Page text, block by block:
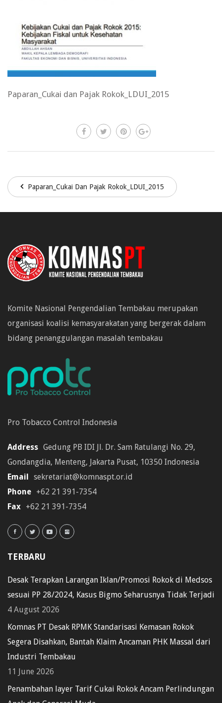
Paparan_Cukai dan Pajak Rokok_LDUI_2015
Paparan_Cukai Dan Pajak Rokok_LDUI_2015
Komite Nasional Pengendalian Tembakau merupakan
organisasi koalisi kemasyarakatan yang bergerak dalam
bidang penanggulangan masalah tembakau
Pro Tobacco Control Indonesia
Address Gedung PB IDI Jl. Dr. Sam Ratulangi No. 29,
Gondangdia, Menteng, Jakarta Pusat, 10350 Indonesia
Email
sekretariat@komnaspt.or.id
Phone +62 21 391-7354
Fax +62 21 391-7354
TERBARU
Desak Terapkan Larangan Iklan/Promosi Rokok di Medsos
sesuai PP 28/2024, Kasus Bigmo Seharusnya Tidak Terjadi
4 August 2026
Komnas PT Desak RPMK Standarisasi Kemasan Rokok
Segera Disahkan, Bantah Klaim Ancaman PHK Massal dari
Industri Tembakau
11 June 2026
Penambahan layer Tarif Cukai Rokok Ancam Perlindungan